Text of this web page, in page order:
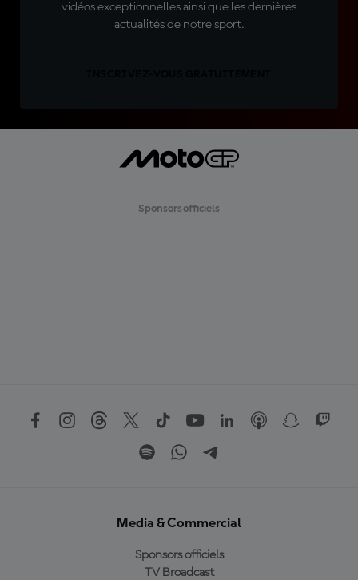
vidéos exceptionnelles ainsi que les dernières
actualités de notre sport.
Sponsors officiels
Media & Commercial
Sponsors officiels
TV Broadcast